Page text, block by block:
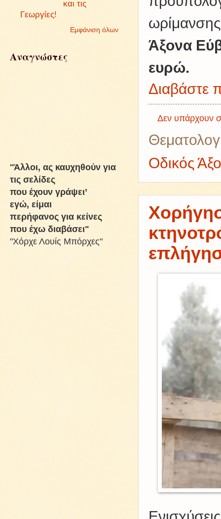
ωρίμανσης
Άξονα
ευρώ.
Διαβάστε
Δεν υπάρχουν
Οδικός
και τις
Γεωργίες!
Εμφάνιση όλων
Αναγνώστες
''Άλλοι, ας καυχηθούν για
τις σελίδες
που έχουν γράψει’
εγώ, είμαι
περήφανος για κείνες
που έχω διαβάσει"
"Χόρχε Λουίς Μπόρχες"